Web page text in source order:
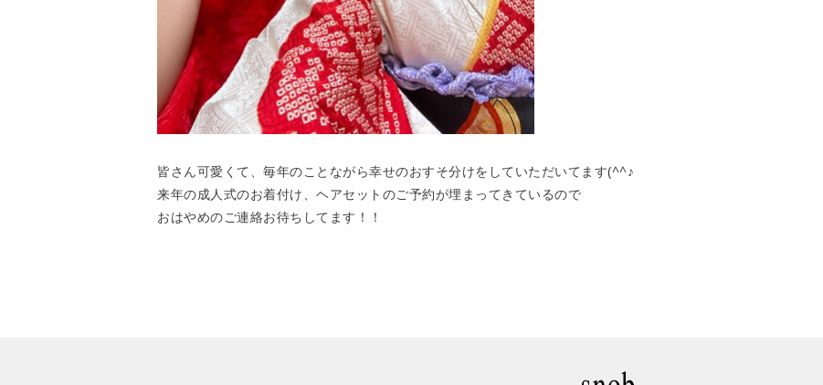
皆さん可愛くて、毎年のことながら幸せのおすそ分けをしていただいてます(^^♪
来年の成人式のお着付け、ヘアセットのご予約が埋まってきているので
おはやめのご連絡お待ちしてます！！